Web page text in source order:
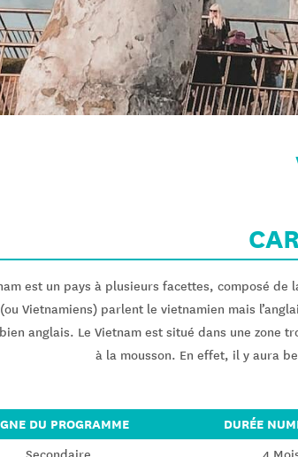
est un pays à plusieurs facettes, composé
Vietnamiens) parlent le vietnamien mais
anglais. Le Vietnam est situé dans une zone
à la mousson. En effet, il y aura
DU PROGRAMME DURÉE